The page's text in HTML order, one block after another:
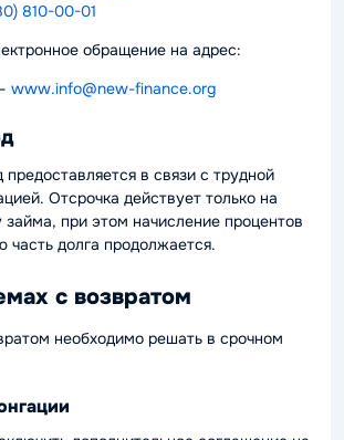
810-00-01
обращение на адрес:
www.info@new-finance.org
в связи с трудной
Отсрочка действует только на
при этом начисление процентов
часть долга продолжается.
с возвратом
необходимо решать в срочном